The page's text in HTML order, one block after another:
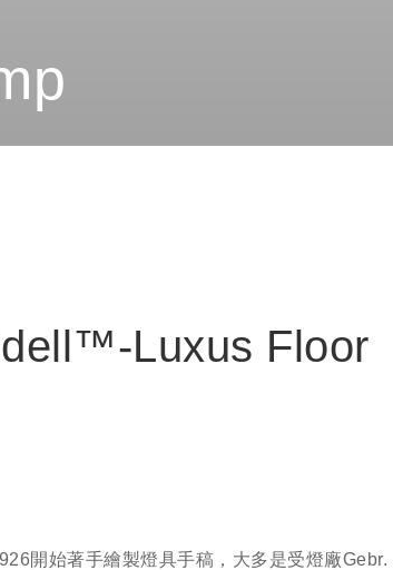
Luxus Floor
開始著手繪製燈具手稿，大多是受燈廠